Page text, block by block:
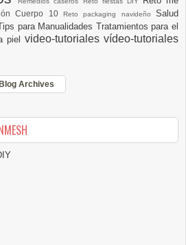
Cuerpo 10Reto packaging navideñoSalud
para Manualidades Tratamientos para el
piel video-tutoriales vídeo-tutoriales
Blog Archives